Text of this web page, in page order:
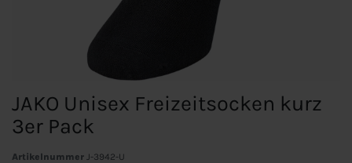
JAKO Unisex Freizeitsocken kurz
3er Pack
Artikelnummer J-3942-U